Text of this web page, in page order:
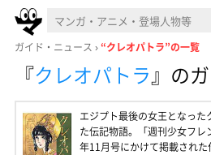
ガイド・ニュース “クレオパトラ”の一覧
『クレオパトラ』 の
エジプト最後の女王となっ
た伝記物語。「週刊少女フ
年11月号にかけて掲載された